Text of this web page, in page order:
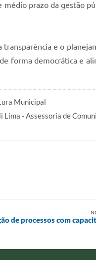
prazo da gestão
e o
forma democrática e
Municipal
Lima - Assessoria de
de processos com